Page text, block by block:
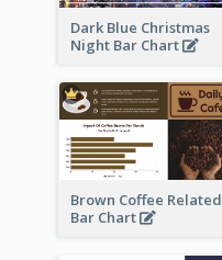
Dark Blue Christmas
Night Bar Chart
Brown Coffee Related
Bar Chart